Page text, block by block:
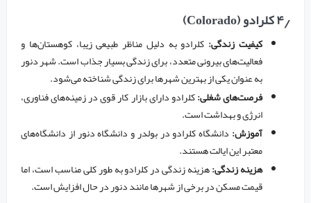
۴٫ کلرادو (Colorado)
کیفیت زندگی: کلرادو به دلیل مناظر طبیعی زیبا، کوهستان‌ها و
فعالیت‌های بیرونی متعدد، برای زندگی بسیار جذاب است. شهر دنور
به عنوان یکی از بهترین شهرها برای زندگی شناخته می‌شود.
فرصت‌های شغلی:کلرادو دارای بازار کار قوی در زمینه‌های فناوری،
انرژی و بهداشت است.
آموزش: دانشگاه کلرادو در بولدر و دانشگاه دنور از دانشگاه‌های
معتبر این ایالت هستند.
هزینه زندگی:هزینه زندگی در کلرادو به طور کلی مناسب است، اما
قیمت مسکن در برخی از شهرها مانند دنور در حال افزایش است.